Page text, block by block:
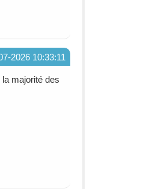
2026 10:33:11
la majorité des